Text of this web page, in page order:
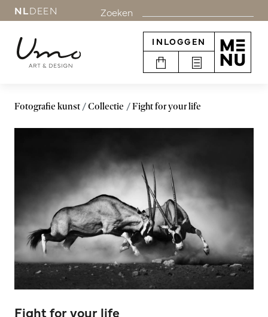
NLDEEN Zoeken
INLOGGEN
Fotografie kunst Collectie Fight for your life
Fight for your life